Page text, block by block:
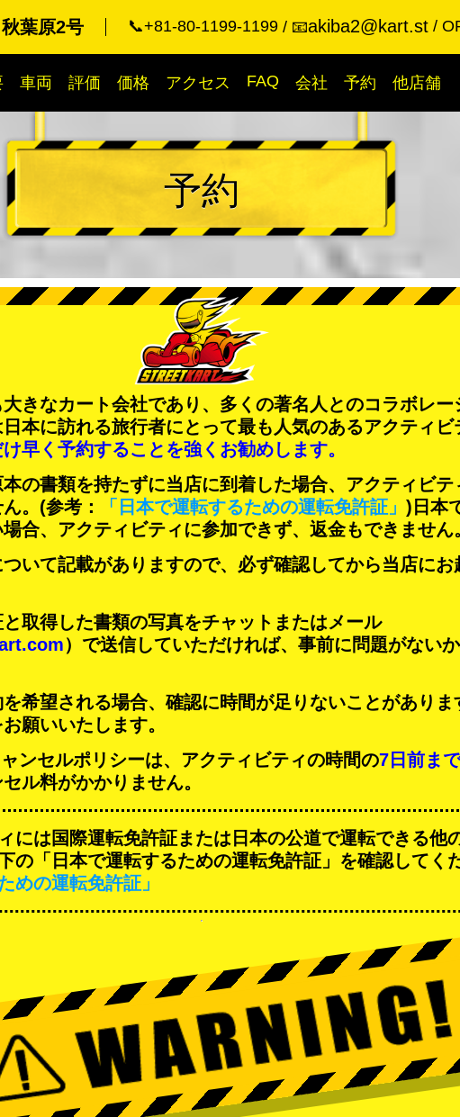
葉原2号 📞+81-80-1199-1199 📧akiba2@kart.st
車両 評価 価格 アクセス FAQ 会社 予約 他店舗
予約
きなカート会社であり、 多くの著名人 とのコラボレ
本に訪れる旅行者にとって最も人気のあるアクティビ
早く予約することを強くお勧めします。
の書類を持たずに当店に到着した場合、アクティビテ
。 (参考： 「日本で運転するための運転免許証」 )日本
合、アクティビティに参加できず、返金もできません
いて記載がありますので、必ず確認してから当店にお
取得した書類の写真をチャットまたはメール
）で送信していただければ、事前に問題がない
希望される場合、確認に時間が足りないことがありま
願いいたします。
ンセルポリシーは、アクティビティの時間の7日前まで
ル料がかかりません。
には国際運転免許証または日本の公道で運転できる他
の「日本で運転するための運転免許証」を確認してく
めの運転免許証」